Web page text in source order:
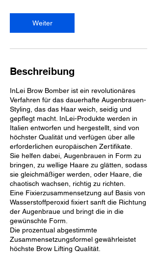
Weiter
Beschreibung
InLei Brow Bomber ist ein revolutionäres
Verfahren für das dauerhafte Augenbrauen-
Styling, das das Haar weich, seidig und
gepflegt macht. InLei-Produkte werden in
Italien entworfen und hergestellt, sind von
höchster Qualität und verfügen über alle
erforderlichen europäischen Zertifikate.
Sie helfen dabei, Augenbrauen in Form zu
bringen, zu wellige Haare zu glätten, sodass
sie gleichmäßiger werden, oder Haare, die
chaotisch wachsen, richtig zu richten.
Eine Fixierzusammensetzung auf Basis von
Wasserstoffperoxid fixiert sanft die Richtung
der Augenbraue und bringt die in die
gewünschte Form.
Die prozentual abgestimmte
Zusammensetzungsformel gewährleistet
höchste Brow Lifting Qualität.